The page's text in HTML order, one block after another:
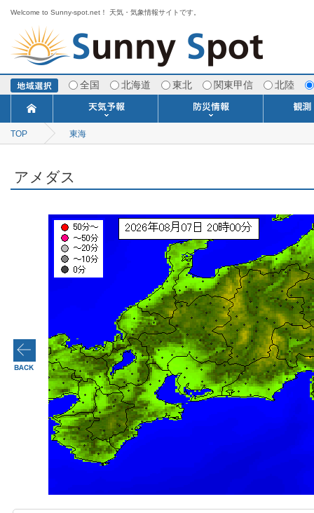
Welcome to Sunny-spot.net！ 天気・気象情報サイトです。
全国 北海道 東北 関東甲信 北陸
今日明日の天気
ポイント予報
週間天気予報
寒・暖候期予報
TOP 東海
アメダス